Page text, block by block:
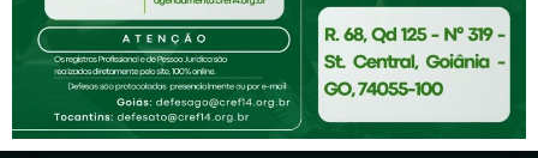
Institucional
Notícias
Pessoa Jurídica